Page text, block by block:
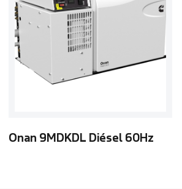
Onan 9MDKDL Diésel 60Hz